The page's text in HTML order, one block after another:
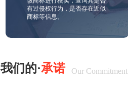
有过侵权行为，是否存在近似
商标等信息。
我们的·承诺 Our Commitment